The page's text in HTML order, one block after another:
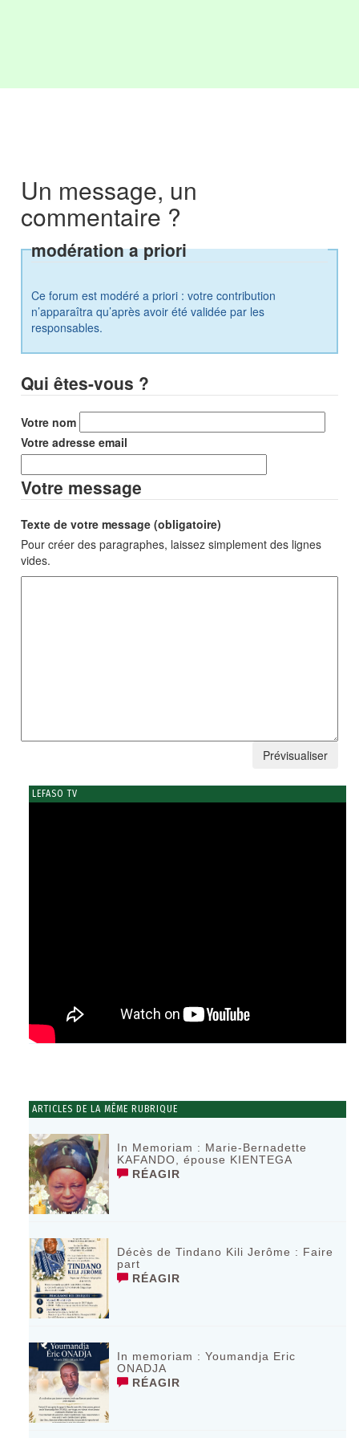
Un message, un
commentaire ?
modération a priori
Ce forum est modéré a priori : votre contribution
n’apparaîtra qu’après avoir été validée par les
responsables.
Qui êtes-vous ?
Votre nom
Votre adresse email
Votre message
Texte de votre message (obligatoire)
Pour créer des paragraphes, laissez simplement des lignes
vides.
LEFASO TV
ARTICLES DE LA MÊME RUBRIQUE
In Memoriam : Marie-Bernadette
KAFANDO, épouse KIENTEGA
RÉAGIR
Décès de Tindano Kili Jerôme : Faire
part
RÉAGIR
In memoriam : Youmandja Eric
ONADJA
RÉAGIR